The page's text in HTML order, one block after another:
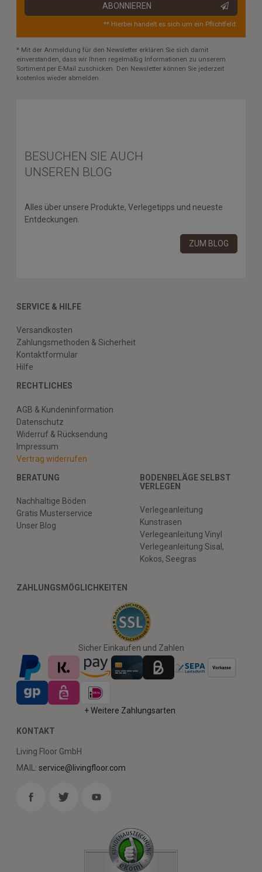
ABONNIEREN
** Hierbei handelt es sich um ein Pflichtfeld.
* Mit der Anmeldung für den Newsletter erklären Sie sich damit
einverstanden, dass wir Ihnen regelmäßig Informationen zu unserem
Sortiment per E-Mail zuschicken. Den Newsletter können Sie jederzeit
kostenlos wieder abmelden.
BESUCHEN SIE AUCH
UNSEREN BLOG
Alles über unsere Produkte, Verlegetipps und neueste
Entdeckungen.
ZUM BLOG
SERVICE & HILFE
Versandkosten
Zahlungsmethoden & Sicherheit
Kontaktformular
Hilfe
RECHTLICHES
AGB & Kundeninformation
Datenschutz
Widerruf & Rücksendung
Impressum
Vertrag widerrufen
BERATUNG
Nachhaltige Böden
Gratis Musterservice
Unser Blog
BODENBELÄGE SELBST
VERLEGEN
Verlegeanleitung
Kunstrasen
Verlegeanleitung Vinyl
Verlegeanleitung Sisal,
Kokos, Seegras
ZAHLUNGSMÖGLICHKEITEN
Sicher Einkaufen und Zahlen
+ Weitere Zahlungsarten
KONTAKT
Living Floor GmbH
MAIL: service@livingfloor.com